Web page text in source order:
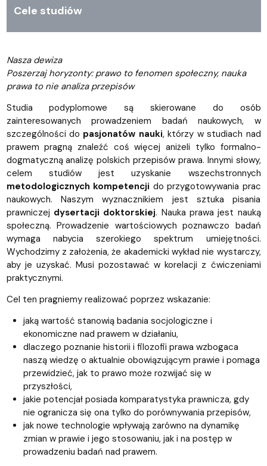
Cele studiów
Nasza dewiza
Poszerzaj horyzonty: prawo to fenomen społeczny, nauka
prawa to nie analiza przepisów
Studia podyplomowe są skierowane do osób
zainteresowanych prowadzeniem badań naukowych, w
szczególności do pasjonatów nauki, którzy w studiach nad
prawem pragną znaleźć coś więcej aniżeli tylko formalno-
dogmatyczną analizę polskich przepisów prawa. Innymi słowy,
celem studiów jest uzyskanie wszechstronnych
metodologicznych kompetencji do przygotowywania prac
naukowych. Naszym wyznacznikiem jest sztuka pisania
prawniczej dysertacji doktorskiej. Nauka prawa jest nauką
społeczną. Prowadzenie wartościowych poznawczo badań
wymaga nabycia szerokiego spektrum umiejętności.
Wychodzimy z założenia, że akademicki wykład nie wystarczy,
aby je uzyskać. Musi pozostawać w korelacji z ćwiczeniami
praktycznymi.
Cel ten pragniemy realizować poprzez wskazanie:
jaką wartość stanowią badania socjologiczne i
ekonomiczne nad prawem w działaniu,
dlaczego poznanie historii i filozofii prawa wzbogaca
naszą wiedzę o aktualnie obowiązującym prawie i pomaga
przewidzieć, jak to prawo może rozwijać się w
przyszłości,
jakie potencjał posiada komparatystyka prawnicza, gdy
nie ogranicza się ona tylko do porównywania przepisów,
jak nowe technologie wpływają zarówno na dynamikę
zmian w prawie i jego stosowaniu, jak i na postęp w
prowadzeniu badań nad prawem.